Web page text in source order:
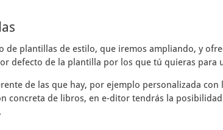
de plantillas de estilo, que iremos ampliando, y
defecto de la plantilla por los que tú quieras para
de las que hay, por ejemplo personalizada
concreta de libros, en e-ditor tendrás la